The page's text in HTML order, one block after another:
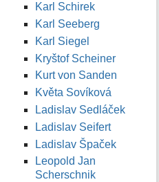
Karl Schirek
Karl Seeberg
Karl Siegel
Kryštof Scheiner
Kurt von Sanden
Květa Sovíková
Ladislav Sedláček
Ladislav Seifert
Ladislav Špaček
Leopold Jan
Scherschnik